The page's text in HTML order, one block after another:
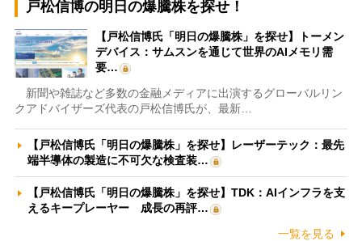
戸松信博の明日の爆騰株を探せ！
【戸松信博氏「明日の爆騰株」を探せ】トーメン
デバイス：サムスンを通じて世界のAIメモリ需
要…
新聞や雑誌など多数の金融メディアに出演するグローバルリン
クアドバイザーズ代表の戸松信博氏が、最新…
【戸松信博氏「明日の爆騰株」を探せ】レーザーテック：最先
端半導体の製造に不可欠な検査装…
【戸松信博氏「明日の爆騰株」を探せ】TDK：AIインフラを支
えるキープレーヤー 成長の再評…
一覧を見る